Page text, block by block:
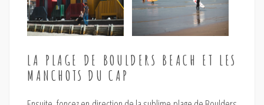
LA PLAGE DE BOULDERS BEACH ET LES
MANCHOTS DU CAP